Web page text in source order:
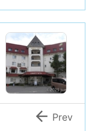
 Prev